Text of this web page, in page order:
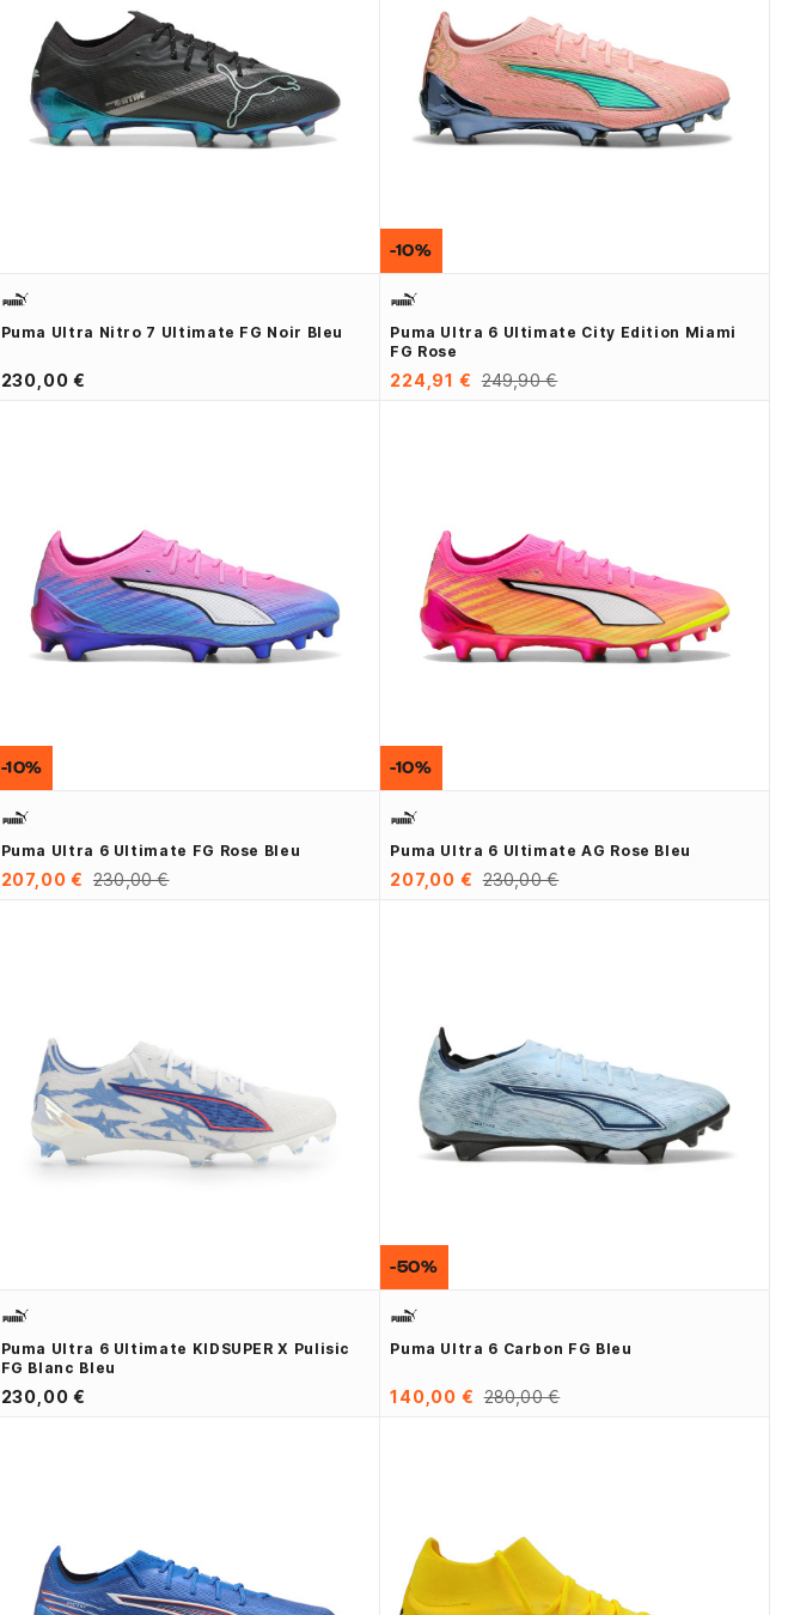
Puma Ultra Nitro 7 Ultimate FG Noir Bleu
230,00 €
Puma Ultra 6 Ultimate City Edition Miami
FG Rose
224,91 € 249,90 €
-10%
Puma Ultra 6 Ultimate FG Rose Bleu
207,00 € 230,00 €
-10%
Puma Ultra 6 Ultimate AG Rose Bleu
207,00 € 230,00 €
-10%
Puma Ultra 6 Ultimate KIDSUPER X Pulisic
FG Blanc Bleu
230,00 €
Puma Ultra 6 Carbon FG Bleu
140,00 € 280,00 €
-50%